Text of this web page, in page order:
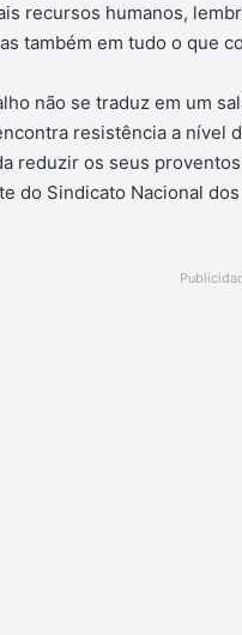
recursos humanos,
também em tudo o que
não se traduz em um
resistência a nível
reduzir os seus
do Sindicato Nacional